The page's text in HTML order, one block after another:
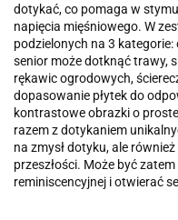
dotykać, co pomaga w
napięcia mięśniowego. W
podzielonych na 3
senior może dotknąć trawy,
rękawic ogrodowych,
dopasowanie płytek do
kontrastowe obrazki o
razem z dotykaniem
na zmysł dotyku, ale
przeszłości. Może być
reminiscencyjnej i otwierać